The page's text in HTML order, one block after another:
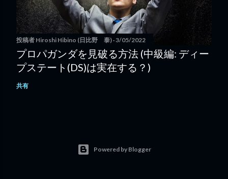
投稿者 Hiroshi Hibino (日比野 泰) 3/05/2022
プロパガンダを見破る方法 (中級編: ディー
プステート(DS)は実在する？)
共有
Powered by Blogger